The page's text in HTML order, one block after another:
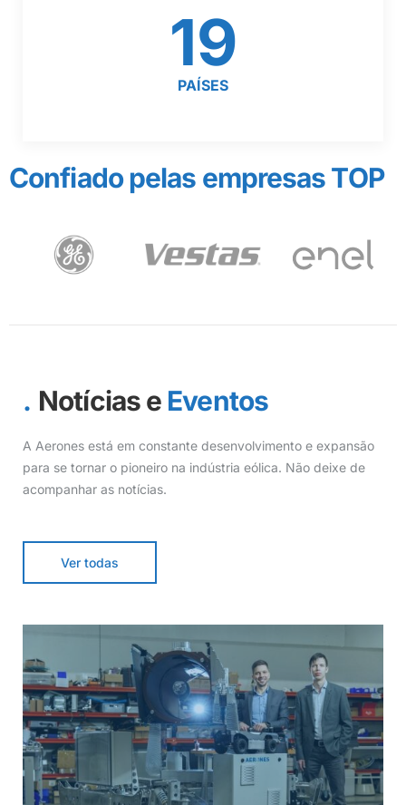
19
PAÍSES
Confiado pelas empresas TOP
Notícias e Eventos
A Aerones está em constante desenvolvimento e expansão
para se tornar o pioneiro na indústria eólica. Não deixe de
acompanhar as notícias.
Ver todas